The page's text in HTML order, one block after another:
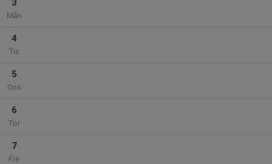
3
Mån
4
Tis
5
Ons
6
Tor
7
Fre